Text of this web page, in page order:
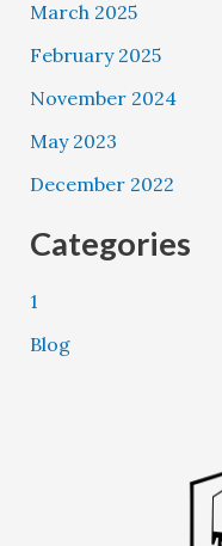
March 2025
February 2025
November 2024
May 2023
December 2022
Categories
1
Blog